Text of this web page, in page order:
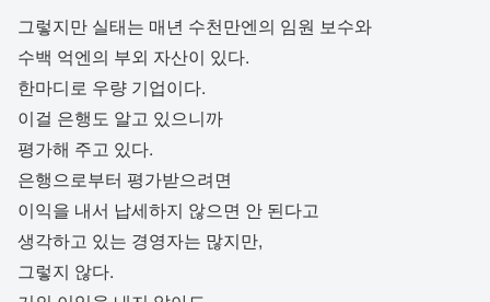
그렇지만 실태는 매년 수천만엔의 임원 보수와
수백 억엔의 부외 자산이 있다.
한마디로 우량 기업이다.
이걸 은행도 알고 있으니까
평가해 주고 있다.
은행으로부터 평가받으려면
이익을 내서 납세하지 않으면 안 된다고
생각하고 있는 경영자는 많지만,
그렇지 않다.